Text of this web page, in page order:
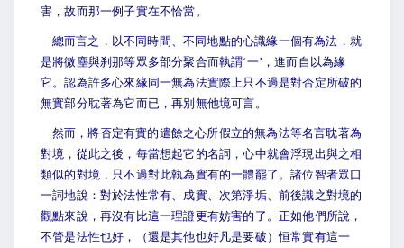
害，故而那一例子實在不恰當。
總而言之，以不同時間、不同地點的心識緣一個有為法，就
是將微塵與刹那等眾多部分聚合而執謂‘一’，進而自以為緣
它。認為許多心來緣同一無為法實際上只不過是對否定所破的
無實部分耽著為它而已，再別無他境可言。
然而，將否定有實的遣餘之心所假立的無為法等名言耽著為
對境，從此之後，每當想起它的名詞，心中就會浮現出與之相
類似的對境，只不過對此執為實有的一體罷了。諸位智者眾口
一詞地說：對於法性常有、成實、次第淨垢、前後識之對境的
觀點來說，再沒有比這一理證更有妨害的了。正如他們所說，
不管是法性也好，（還是其他也好凡是要破）恒常實有這一